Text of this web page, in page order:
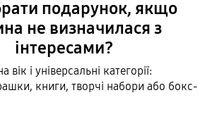
подарунок, якщо
не визначилася з
інтересами?
вік і універсальні категорії:
книги, творчі набори або бокс-